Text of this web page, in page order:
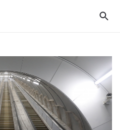
Из-за большого числа пассажиров закрыт вход на станцию метро «Адмиралтейская»